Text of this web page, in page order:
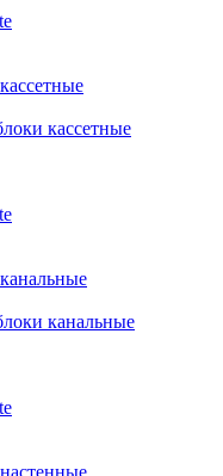
кассетные
канальные